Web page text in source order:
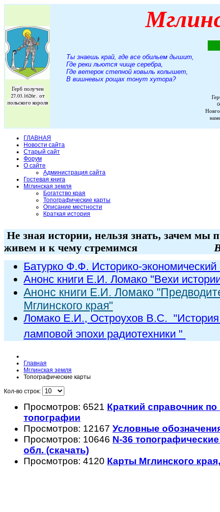
Герб получен
27.03.1626г. от
польского короля
Ты знаешь край, где все обильем дышит,
Где реки льются чище серебра,
Где ветерок степной ковыль колышет,
В вишневых рощах тонут хутора?
ГЛАВНАЯ
Новости сайта
Старый сайт
Форум
О сайте
Администрация сайта
Гостевая книга
Мглинская земля
Богатство края
Топографические карты
Описание местности
Краткая история
Не зная истории, нельзя знать, зачем мы
живем и к чему стремимся
Батурко Ф.Ф. Историко-экономический
Анонс книги Е.И. Ломако "Вехи
Анонс книги Е.И. Ломако
Мглинского края"
Ломако Е.И., Остроухов В.С. "
ламповой эпохи радиотехники "
Главная
Мглинская земля
Топографические карты
Кол-во строк:
Просмотров: 6521 Краткий справочник
топографии
Просмотров: 12167 Условные
Просмотров: 10646 N-36
обл. (скачать)
Просмотров: 4120 Карты Мглинского